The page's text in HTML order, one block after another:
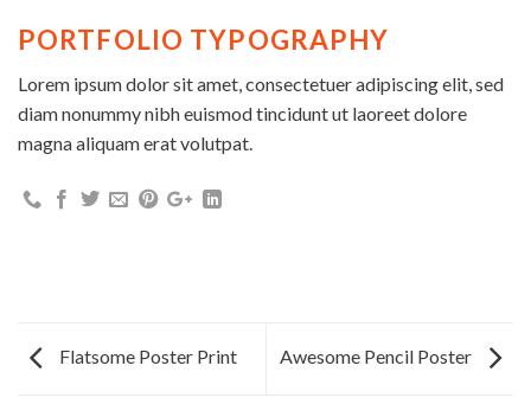
PORTFOLIO TYPOGRAPHY
Lorem ipsum dolor sit amet, consectetuer adipiscing elit, sed
diam nonummy nibh euismod tincidunt ut laoreet dolore
magna aliquam erat volutpat.
Flatsome Poster Print Awesome Pencil Poster